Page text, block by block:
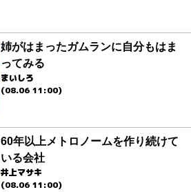
姉がはまったガムランに自分もはま
ってみる
まいしろ
(08.06 11:00)
60年以上メトロノームを作り続けて
いる会社
井上マサキ
(08.06 11:00)